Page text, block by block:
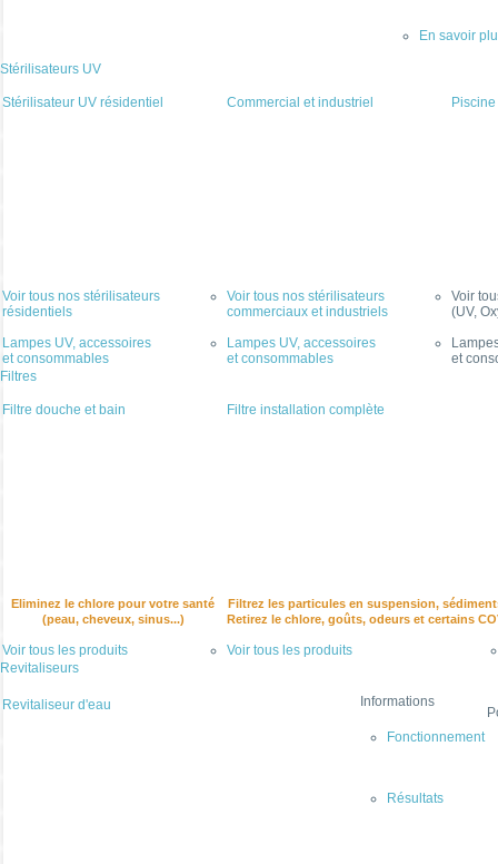
En savoir
Stérilisateurs UV
Stérilisateur UV résidentiel
Voir tous nos stérilisateurs
résidentiels
Lampes UV, accessoires
et consommables
Commercial et industriel
Voir tous nos stérilisateurs
commerciaux et industriels
Lampes UV, accessoires
et consommables
Voir
(UV,
et
Filtres
Filtre douche et bain
Eliminez le chlore pour votre santé
(peau, cheveux, sinus...)
Voir tous les produits
Filtre installation complète
Filtrez les particules en suspension,
Retirez le chlore, goûts, odeurs et certains
Voir tous les produits
Revitaliseurs
Revitaliseur d'eau Informations
Fonctionnement
Résultats